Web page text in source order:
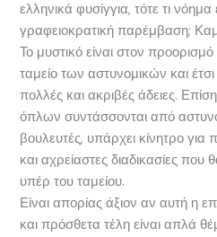
ελληνικά φυσίγγια, τότε τι νόημα
γραφειοκρατική παρέμβαση;
Το μυστικό είναι στον
ταμείο των αστυνομικών και
πολλές και ακριβές άδειες.
όπλων συντάσσονται από
βουλευτές, υπάρχει κίνητρο για
και αχρείαστες διαδικασίες που
υπέρ του ταμείου.
Είναι απορίας άξιον αν αυτή η
και πρόσθετα τέλη είναι απλά